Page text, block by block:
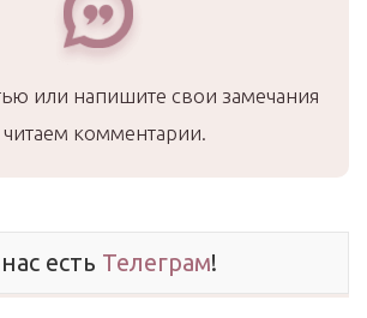
или напишите свои замечания
комментарии.
есть Телеграм!